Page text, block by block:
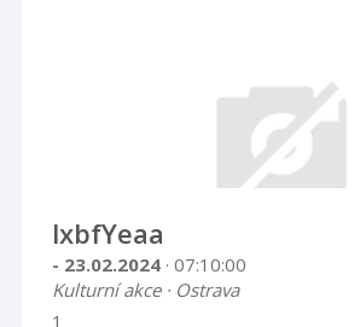
lxbfYeaa
- 23.02.2024 · 07:10:00
Kulturní akce · Ostrava
1